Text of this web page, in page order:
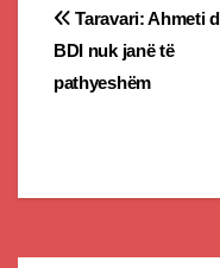
Post
Taravari: Ahmeti
BDI nuk janë të
pathyeshëm